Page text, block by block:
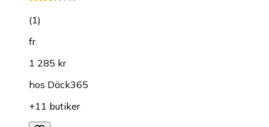
(1)
fr.
1 285 kr
hos Däck365
+11 butiker